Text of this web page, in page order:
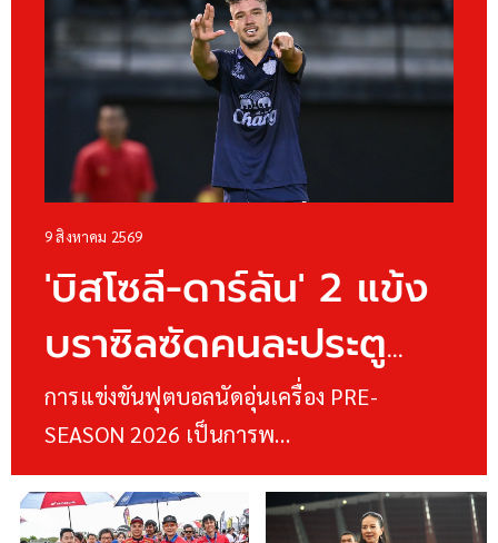
9 สิงหาคม 2569
'บิสโซลี-ดาร์ลัน' 2 แข้ง
บราซิลซัดคนละประตู
'บุรีรัมย์' บุกเชือด
'ราชบุรี' เก็บชัยอุ่นเครื่อง
4 นัดรวด
การแข่งขันฟุตบอลนัดอุ่นเครื่อง PRE-
SEASON 2026 เป็นการพ…